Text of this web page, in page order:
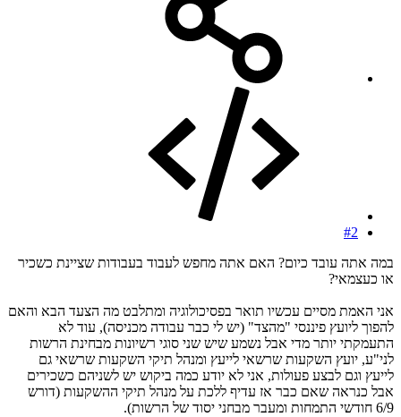
#2
במה אתה עובד כיום? האם אתה מחפש לעבוד בעבודות שציינת כשכיר
או כעצמאי?
אני האמת מסיים עכשיו תואר בפסיכולוגיה ומתלבט מה הצעד הבא והאם
להפוך ליועץ פיננסי "מהצד" (יש לי כבר עבודה מכניסה), עוד לא
התעמקתי יותר מדי אבל נשמע שיש שני סוגי רשיונות מבחינת הרשות
לני"ע, יועץ השקעות שרשאי לייעץ ומנהל תיקי השקעות שרשאי גם
לייעץ וגם לבצע פעולות, אני לא יודע כמה ביקוש יש לשניהם כשכירים
אבל כנראה שאם כבר אז עדיף ללכת על מנהל תיקי ההשקעות (דורש
6/9 חודשי התמחות ומעבר מבחני יסוד של הרשות).